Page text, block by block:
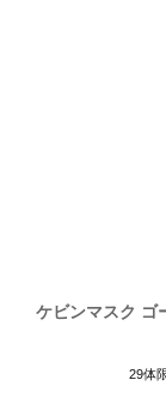
ケビンマスク ゴ
29体